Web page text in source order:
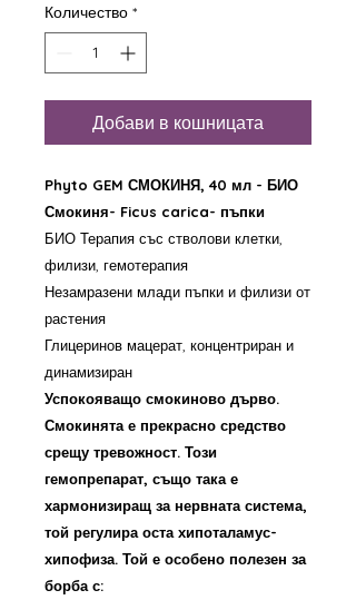
Количество *
Добави в кошницата
Phyto GEM СМОКИНЯ, 40 мл - БИО
Смокиня- Ficus carica- пъпки
БИО Терапия със стволови клетки,
филизи, гемотерапия
Незамразени млади пъпки и филизи от
растения
Глицеринов мацерат, концентриран и
динамизиран
Успокояващо смокиново дърво.
Смокинята е прекрасно средство
срещу тревожност. Този
гемопрепарат, също така е
хармонизиращ за нервната система,
той регулира оста хипоталамус-
хипофиза. Той е особено полезен за
борба с: